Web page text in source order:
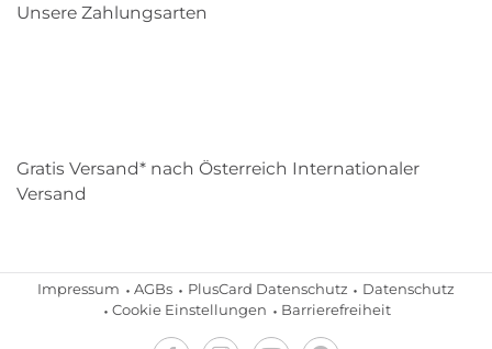
Unsere Zahlungsarten
Gratis Versand* nach Österreich Internationaler
Versand
Impressum AGBs PlusCard Datenschutz
Datenschutz
Cookie Einstellungen
Barrierefreiheit